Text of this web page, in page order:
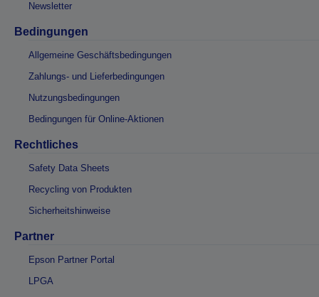
Newsletter
Bedingungen
Allgemeine Geschäftsbedingungen
Zahlungs- und Lieferbedingungen
Nutzungsbedingungen
Bedingungen für Online-Aktionen
Rechtliches
Safety Data Sheets
Recycling von Produkten
Sicherheitshinweise
Partner
Epson Partner Portal
LPGA